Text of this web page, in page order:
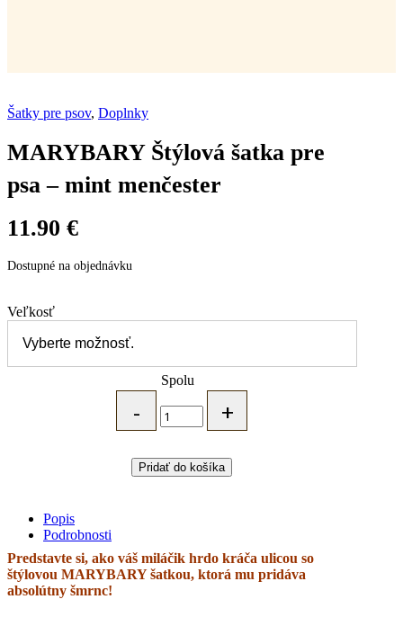
Šatky pre psov, Doplnky
MARYBARY Štýlová šatka pre
psa – mint menčester
11.90 €
Dostupné na objednávku
Veľkosť
Spolu
Štýlová
šatka
psa Pridať do košíka
Popis
Podrobnosti
Predstavte si, ako váš miláčik hrdo kráča ulicou so
štýlovou MARYBARY šatkou, ktorá mu pridáva
absolútny šmrnc!